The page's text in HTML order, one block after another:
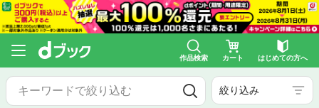
作品検索 カート はじめての方へ
絞り込み